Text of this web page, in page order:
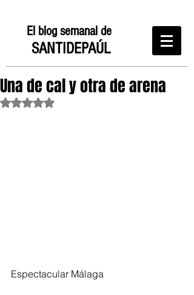
El blog semanal de
SANTIDEPAÚL
Una de cal y otra de arena
Obtuvo NaN de 5 estrellas.
Espectacular Málaga